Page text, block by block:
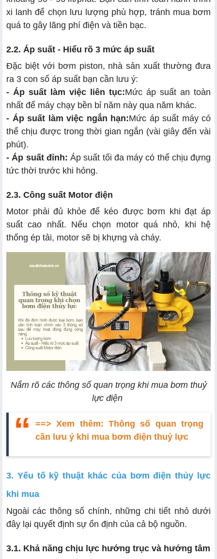
xi lanh để chọn lưu lượng phù hợp, tránh mua bơm
quá to gây lãng phí điện và tiền bạc.
2.2. Áp suất - Hiểu rõ 3 mức áp suất
Đặc biệt với bơm piston, nhà sản xuất thường đưa
ra 3 con số áp suất bạn cần lưu ý:
- Áp suất làm việc liên tục:Mức áp suất an toàn
nhất để máy chạy bền bỉ năm này qua năm khác.
- Áp suất làm việc ngắn hạn:Mức áp suất máy có
thể chịu được trong thời gian ngắn (vài giây đến vài
phút).
- Áp suất đỉnh: Áp suất tối đa máy có thể chịu đựng
tức thời trước khi hỏng.
2.3. Công suất Motor điện
Motor phải đủ khỏe để kéo được bơm khi đạt áp
suất cao nhất. Nếu chọn motor quá nhỏ, khi hệ
thống ép tải, motor sẽ bị khựng và cháy.
Nắm rõ các thông số quan trọng khi mua bơm thuỷ
lực điện
==> Xem thêm: Thông số quan trọng
cần lưu ý khi mua bơm điện thuỷ lực
3. Yếu tố kỹ thuật khác của bơm điện thủy lực
khi mua
Ngoài các thông số chính, những chi tiết nhỏ dưới
đây lại quyết định sự ổn định của cả bộ nguồn.
3.1. Khả năng chịu lực hướng trục và hướng tâm